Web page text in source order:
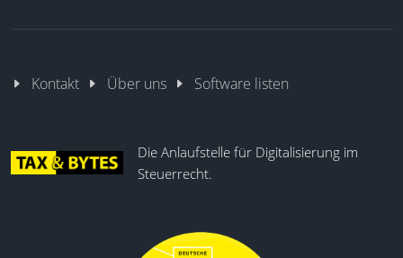
Kontakt Über uns Software listen
Die Anlaufstelle für Digitalisierung im
Steuerrecht.